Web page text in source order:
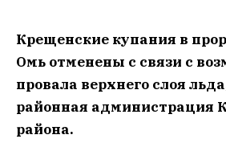
Крещенские купания в
Омь отменены с связи с
провала верхнего слоя
районная администрация
района.